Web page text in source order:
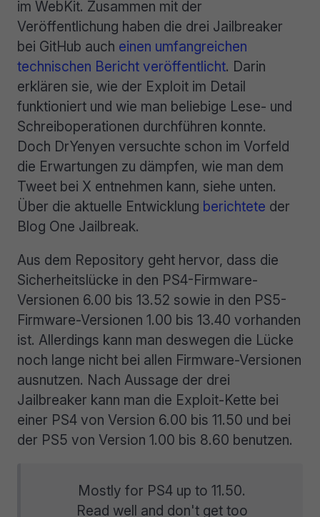
im WebKit. Zusammen mit der
Veröffentlichung haben die drei Jailbreaker
bei GitHub auch einen umfangreichen
technischen Bericht veröffentlicht. Darin
erklären sie, wie der Exploit im Detail
funktioniert und wie man beliebige Lese- und
Schreiboperationen durchführen konnte.
Doch DrYenyen versuchte schon im Vorfeld
die Erwartungen zu dämpfen, wie man dem
Tweet bei X entnehmen kann, siehe unten.
Über die aktuelle Entwicklung berichtete der
Blog One Jailbreak.
Aus dem Repository geht hervor, dass die
Sicherheitslücke in den PS4-Firmware-
Versionen 6.00 bis 13.52 sowie in den PS5-
Firmware-Versionen 1.00 bis 13.40 vorhanden
ist. Allerdings kann man deswegen die Lücke
noch lange nicht bei allen Firmware-Versionen
ausnutzen. Nach Aussage der drei
Jailbreaker kann man die Exploit-Kette bei
einer PS4 von Version 6.00 bis 11.50 und bei
der PS5 von Version 1.00 bis 8.60 benutzen.
Mostly for PS4 up to 11.50.
Read well and don't get too